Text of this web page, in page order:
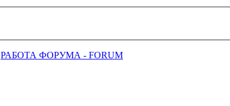
РАБОТА ФОРУМА - FORUM